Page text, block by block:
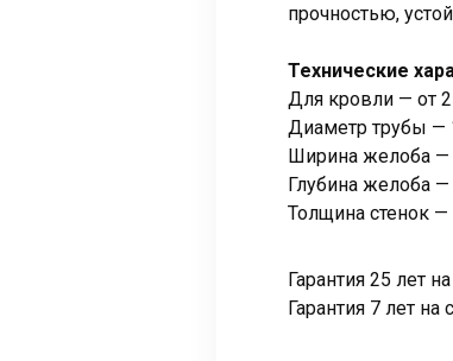
прочностью,
Технические
Для кровли — от
Диаметр трубы —
Ширина желоба
Глубина желоба
Толщина стенок
Гарантия 25 лет
Гарантия 7 лет на